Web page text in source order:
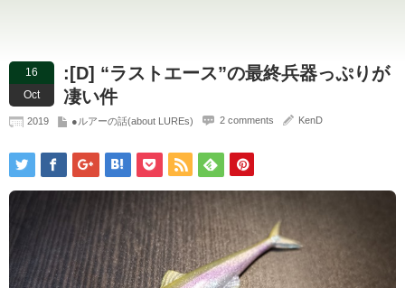
16
Oct
:[D] “ラストエース”の最終兵器っぷりが
凄い件
2019 ●ルアーの話(about LUREs) 2 comments KenD